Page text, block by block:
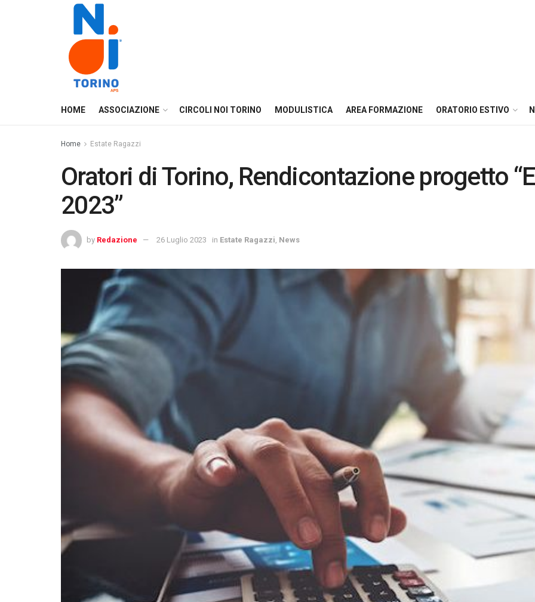
HOME ASSOCIAZIONE CIRCOLI NOI TORINO MODULISTICA AREA FORMAZIONE ORATORIO ESTIVO
Home Estate Ragazzi
Oratori di Torino, Rendicontazione progetto
2023”
by Redazione 26 Luglio 2023 in Estate Ragazzi News